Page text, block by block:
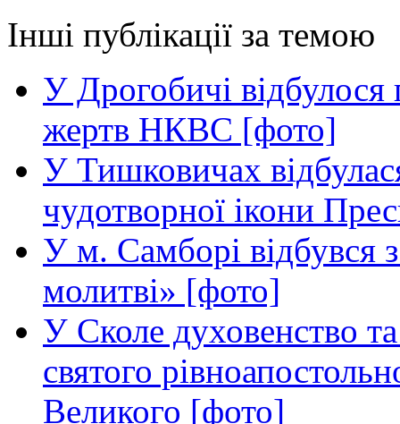
Інші публікації за темою
У Дрогобичі відбулося
жертв НКВС [фото]
У Тишковичах
чудотворної ікони
У м. Самборі відбувся
молитві» [фото]
У Сколе духовенство та
святого
Великого [фото]